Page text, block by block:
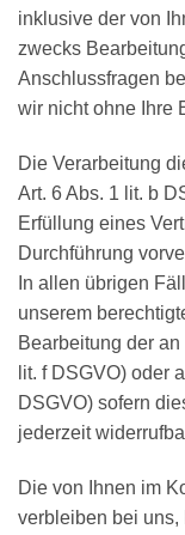
inklusive der von
zwecks
Anschlussfragen
wir nicht ohne Ihre
Die Verarbeitung
Art. 6 Abs. 1 lit. b
Erfüllung eines
Durchführung
In allen übrigen
unserem
Bearbeitung der
lit. f DSGVO) oder
DSGVO) sofern
jederzeit
Die von Ihnen im
verbleiben bei uns,